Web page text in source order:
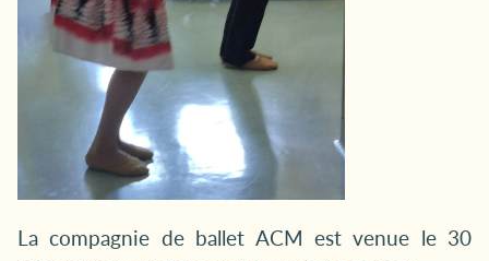
La compagnie de ballet ACM est venue le 30